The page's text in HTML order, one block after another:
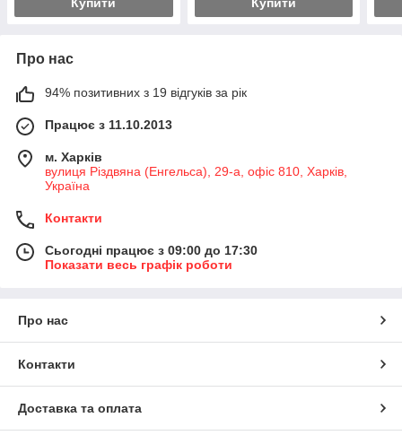
Купити Купити
Про нас
94% позитивних з 19 відгуків за рік
Працює з 11.10.2013
м. Харків
вулиця Різдвяна (Енгельса), 29-а, офіс 810, Харків,
Україна
Контакти
Сьогодні працює з 09:00 до 17:30
Показати весь графік роботи
Про нас
Контакти
Доставка та оплата